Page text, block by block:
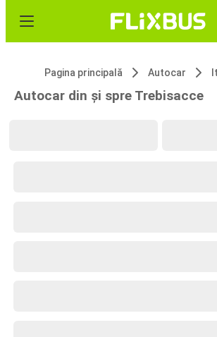
Pagina principală Autocar
Autocar din și spre Trebisacce